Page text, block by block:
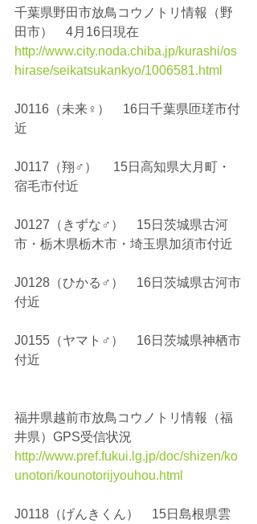
千葉県野田市放鳥コウノトリ情報（野
田市）　4月16日現在
http://www.city.noda.chiba.jp/kurashi/os
hirase/seikatsukankyo/1006581.html
J0116（未来♀）　16日千葉県匝瑳市付
近
J0117（翔♂）　 15日高知県大月町・
宿毛市付近
J0127（きずな♂）　15日茨城県古河
市・栃木県栃木市・埼玉県加須市付近
J0128（ひかる♂）　16日茨城県古河市
付近
J0155（ヤマト♂）　16日茨城県神栖市
付近
福井県越前市放鳥コウノトリ情報（福
井県）GPS受信状況
http://www.pref.fukui.lg.jp/doc/shizen/ko
unotori/kounotorijyouhou.html
J0118（げんきくん）　15日島根県雲